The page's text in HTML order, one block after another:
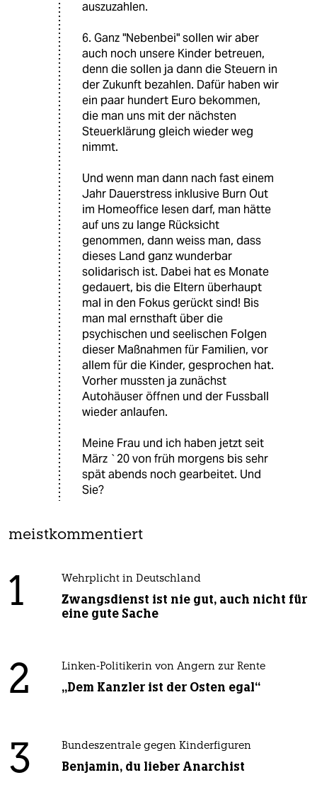
auszuzahlen.
6. Ganz "Nebenbei" sollen wir aber
auch noch unsere Kinder betreuen,
denn die sollen ja dann die Steuern in
der Zukunft bezahlen. Dafür haben wir
ein paar hundert Euro bekommen,
die man uns mit der nächsten
Steuerklärung gleich wieder weg
nimmt.
Und wenn man dann nach fast einem
Jahr Dauerstress inklusive Burn Out
im Homeoffice lesen darf, man hätte
auf uns zu lange Rücksicht
genommen, dann weiss man, dass
dieses Land ganz wunderbar
solidarisch ist. Dabei hat es Monate
gedauert, bis die Eltern überhaupt
mal in den Fokus gerückt sind! Bis
man mal ernsthaft über die
psychischen und seelischen Folgen
dieser Maßnahmen für Familien, vor
allem für die Kinder, gesprochen hat.
Vorher mussten ja zunächst
Autohäuser öffnen und der Fussball
wieder anlaufen.
Meine Frau und ich haben jetzt seit
März `20 von früh morgens bis sehr
spät abends noch gearbeitet. Und
Sie?
meistkommentiert
1 Wehrplicht in Deutschland
Zwangsdienst ist nie gut, auch nicht für
eine gute Sache
2 Linken-Politikerin von Angern zur Rente
„Dem Kanzler ist der Osten egal“
3 Bundeszentrale gegen Kinderfiguren
Benjamin, du lieber Anarchist